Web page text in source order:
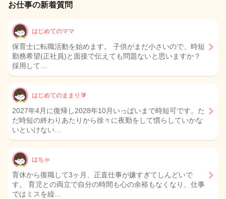
お仕事の新着質問
はじめてのママ
保育士に転職活動を始めます。 子供がまだ小さいので、時短
勤務希望(正社員)と面接で伝えても問題ないと思いますか？
採用して…
はじめてのままり🔰
2027年4月に復帰し2028年10月いっぱいまで時短可です。た
だ時短の終わりあたりから徐々に夜勤をして慣らしていかな
いといけない…
はちゃ
育休から復職して3ヶ月、正直仕事が嫌すぎてしんどいで
す。 育児との両立で自分の時間も心の余裕もなくなり、仕事
ではミスを繰…